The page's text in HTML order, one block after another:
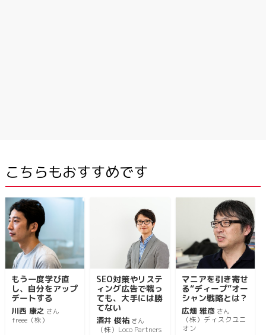
こちらもおすすめです
もう一度学び直
し、自分をアップ
デートする
川西 康之 さん
freee（株）
SEO対策やリステ
ィング広告で戦っ
ても、大手には勝
てない
酒井 俊祐 さん
（株）Loco Partners
マニアを引き寄せ
る“ディープ”オー
シャン戦略とは？
広畑 雅彦 さん
（株）ディスクユニ
オン